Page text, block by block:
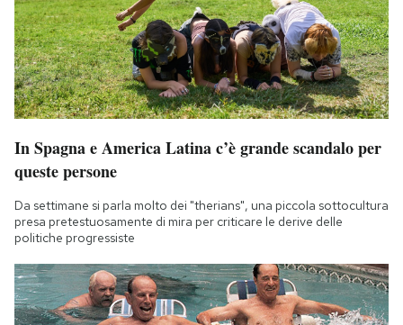
In Spagna e America Latina c’è grande scandalo per
queste persone
Da settimane si parla molto dei "therians", una piccola sottocultura
presa pretestuosamente di mira per criticare le derive delle
politiche progressiste